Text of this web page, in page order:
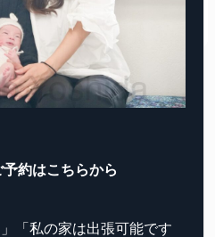
約はこちらから
「私の家は出張可能です